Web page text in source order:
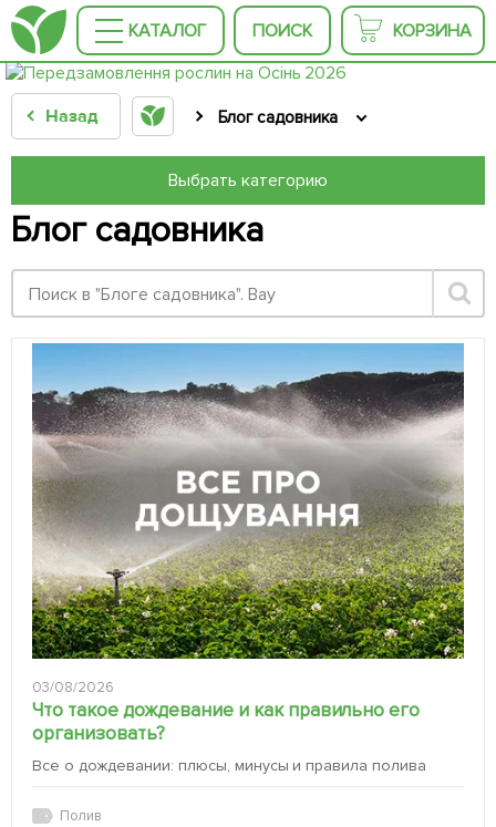
КАТАЛОГ ПОИСК КОРЗИНА
Назад Блог садовника
Выбрать категорию
Блог садовника
03/08/2026
Что такое дождевание и как правильно его
организовать?
Все о дождевании: плюсы, минусы и правила полива
Полив